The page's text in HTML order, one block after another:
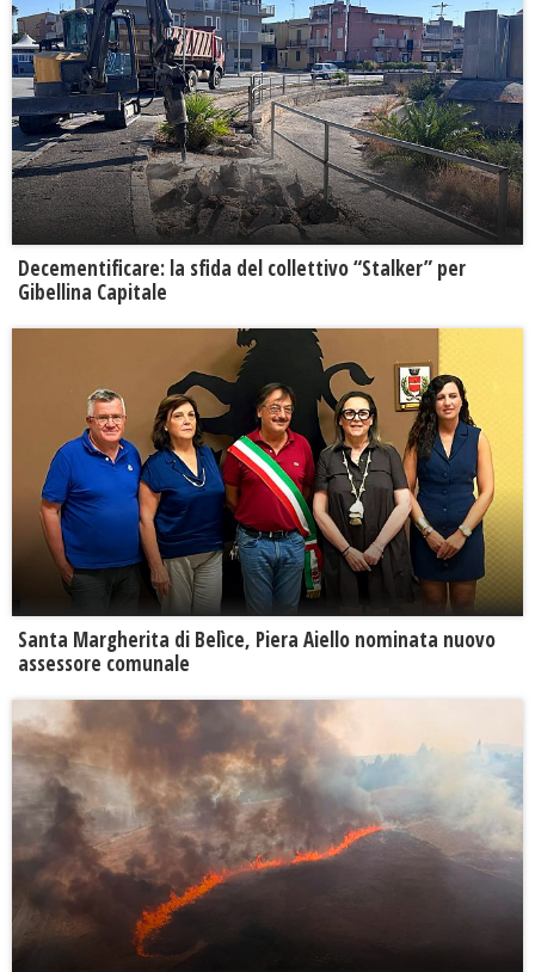
Decementificare: la sfida del collettivo “Stalker” per
Gibellina Capitale
Santa Margherita di Belìce, Piera Aiello nominata nuovo
assessore comunale